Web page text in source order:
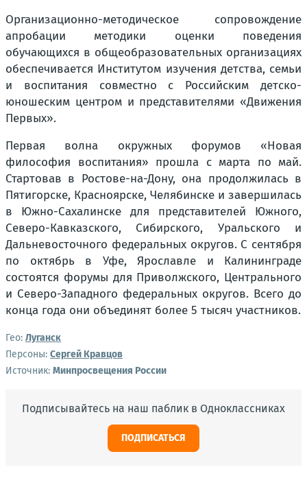
Организационно-методическое сопровождение
апробации методики оценки поведения
обучающихся в общеобразовательных организациях
обеспечивается Институтом изучения детства, семьи
и воспитания совместно с Российским детско-
юношеским центром и представителями «Движения
Первых».
Первая волна окружных форумов «Новая
философия воспитания» прошла с марта по май.
Стартовав в Ростове-на-Дону, она продолжилась в
Пятигорске, Красноярске, Челябинске и завершилась
в Южно-Сахалинске для представителей Южного,
Северо-Кавказского, Сибирского, Уральского и
Дальневосточного федеральных округов. С сентября
по октябрь в Уфе, Ярославле и Калининграде
состоятся форумы для Приволжского, Центрального
и Северо-Западного федеральных округов. Всего до
конца года они объединят более 5 тысяч участников.
Гео: Луганск
Персоны: Сергей Кравцов
Источник: Минпросвещения России
Подписывайтесь на наш паблик в Одноклассниках
ПОДПИСАТЬСЯ